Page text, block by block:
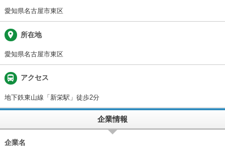
愛知県名古屋市東区
place 所在地
愛知県名古屋市東区
directions_bus アクセス
地下鉄東山線「新栄駅」徒歩2分
企業情報
企業名